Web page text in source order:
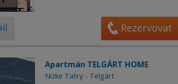
Rezervovat
Apartmán TELGÁRT HOME
Nízke Tatry - Telgárt